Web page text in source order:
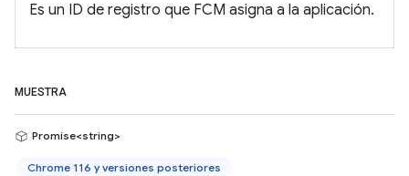
Es un ID de registro que FCM asigna a la aplicación.
MUESTRA
Promise<string>
Chrome 116 y versiones posteriores